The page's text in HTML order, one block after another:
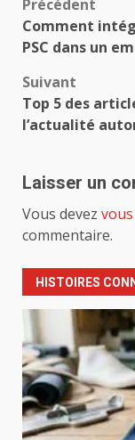
d’article
Précédent
Comment
PSC dans un
Suivant
Top 5 des
l’actualité
Laisser un
Vous devez
commentaire.
HISTOIRES